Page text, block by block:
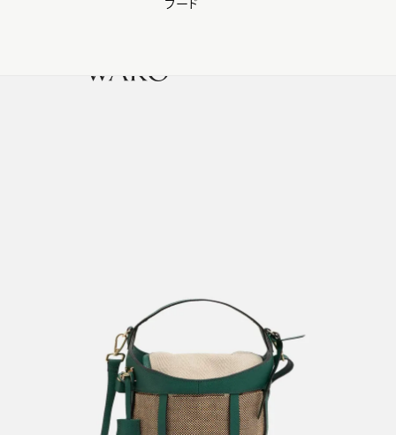
【会員様限定】夏のプレゼントキャンペーン開催中
フード